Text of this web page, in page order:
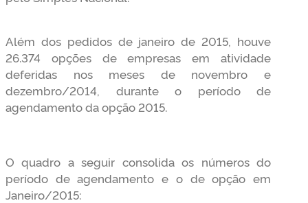
Além dos pedidos de janeiro de 2015, houve
26.374 opções de empresas em atividade
deferidas nos meses de novembro e
dezembro/2014, durante o período de
agendamento da opção 2015.
O quadro a seguir consolida os números do
período de agendamento e o de opção em
Janeiro/2015: